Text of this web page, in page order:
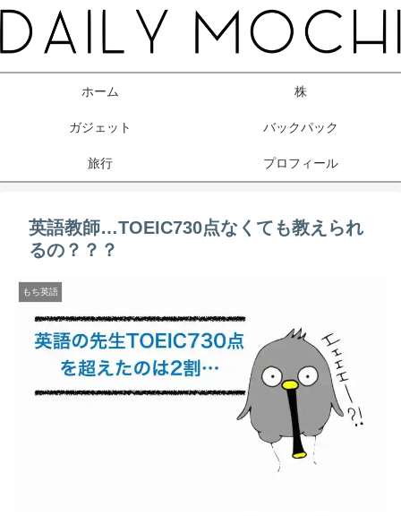
ホーム 株
ガジェット バックパック
旅行 プロフィール
英語教師…TOEIC730点なくても教えられ
るの？？？
もち英語